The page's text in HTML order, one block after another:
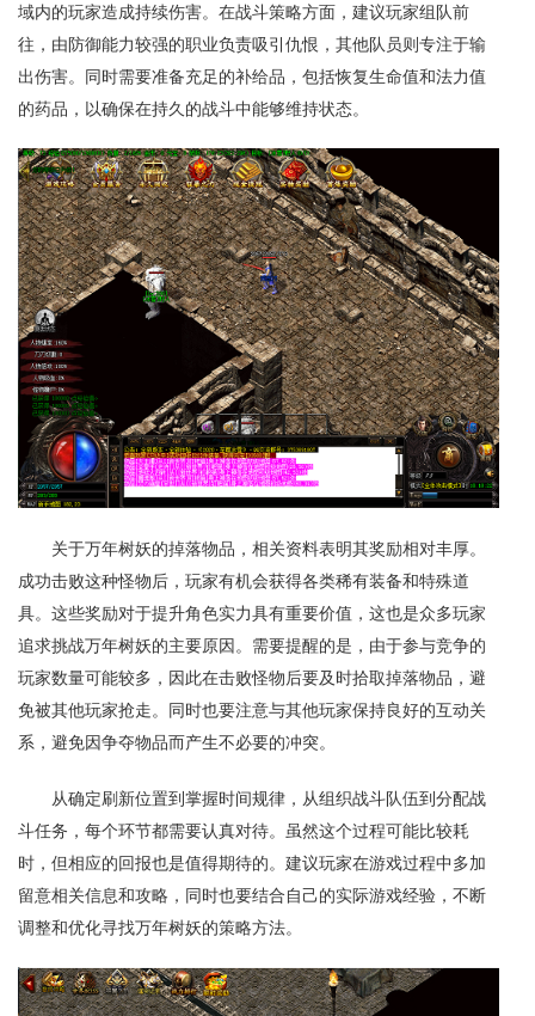
域内的玩家造成持续伤害。在战斗策略方面，建议玩家组队前
往，由防御能力较强的职业负责吸引仇恨，其他队员则专注于输
出伤害。同时需要准备充足的补给品，包括恢复生命值和法力值
的药品，以确保在持久的战斗中能够维持状态。
关于万年树妖的掉落物品，相关资料表明其奖励相对丰厚。
成功击败这种怪物后，玩家有机会获得各类稀有装备和特殊道
具。这些奖励对于提升角色实力具有重要价值，这也是众多玩家
追求挑战万年树妖的主要原因。需要提醒的是，由于参与竞争的
玩家数量可能较多，因此在击败怪物后要及时拾取掉落物品，避
免被其他玩家抢走。同时也要注意与其他玩家保持良好的互动关
系，避免因争夺物品而产生不必要的冲突。
从确定刷新位置到掌握时间规律，从组织战斗队伍到分配战
斗任务，每个环节都需要认真对待。虽然这个过程可能比较耗
时，但相应的回报也是值得期待的。建议玩家在游戏过程中多加
留意相关信息和攻略，同时也要结合自己的实际游戏经验，不断
调整和优化寻找万年树妖的策略方法。